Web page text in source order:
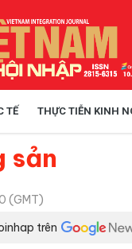
TẾ THỰC TIỄN KINH
sản
(GMT)
trên